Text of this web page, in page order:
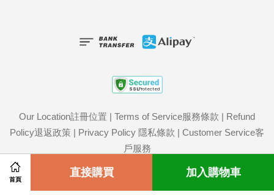
首頁
直接購買 加入購物車
Our Location註冊位置 | Terms of Service服務條款 | Refund
Policy退返政策 | Privacy Policy 隱私條款 | Customer Service客
戶服務
Share on Facebook Share on Twitter